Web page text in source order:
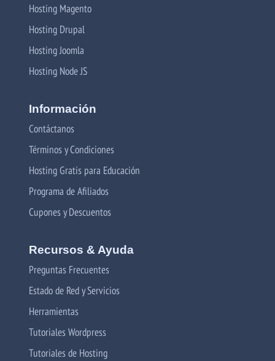
Hosting Magento
Hosting Drupal
Hosting Joomla
Hosting Node JS
Información
Contáctanos
Términos y Condiciones
Hosting Gratis para Educación
Programa de Afiliados
Cupones y Descuentos
Recursos & Ayuda
Preguntas Frecuentes
Estado de Red y Servicios
Herramientas
Tutoriales Wordpress
Tutoriales de Hosting